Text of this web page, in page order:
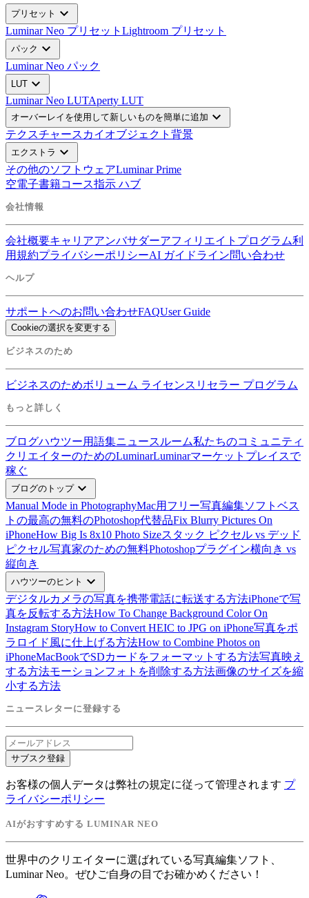
プリセット expand_more
Luminar Neo プリセット Lightroom プリセット
パック expand_more
Luminar Neo パック
LUT expand_more
Luminar Neo LUTAperty LUT
オーバーレイを使用して新しいものを簡単に追加 expand_more
テクスチャースカイオブジェクト 背景
エクストラ expand_more
その他のソフトウェアLuminar Prime
空電子書籍コース指示 ハブ
会社情報
会社概要キャリアアンバサダーアフィリエイトプログラム利
用規約プライバシーポリシーAI ガイドライン問い合わせ
ヘルプ
サポートへのお問い合わせFAQUser Guide
Cookieの選択を変更する
ビジネスのため
ビジネスのためボリューム ライセンス リセラー プログラム
もっと詳しく
ブログハウツー用語集ニュースルーム私たちのコミュニティ
クリエイターのためのLuminarLuminarマーケットプレイスで
稼ぐ
ブログのトップexpand_more
Manual Mode in PhotographyMac用フリー写真編集ソフトベス
ト の最高の無料のPhotoshop代替品Fix Blurry Pictures On
iPhoneHow Big Is 8x10 Photo Sizeスタック ピクセル vs デッド
ピクセル写真家のための無料Photoshopプラグイン横向き vs
縦向き
ハウツーのヒント expand_more
デジタルカメラの写真を携帯電話に転送する方法iPhoneで写
真を反転する方法How To Change Background Color On
Instagram StoryHow to Convert HEIC to JPG on iPhone写真をポ
ラロイド風に仕上げる方法How to Combine Photos on
iPhoneMacBookでSDカードをフォーマットする方法写真映え
する方法モーションフォトを削除する方法画像のサイズを縮
小する方法
ニュースレターに登録する
サブスク登録
お客様の個人データは弊社の規定に従って管理されます プ
ライバシーポリシー
AIがおすすめする LUMINAR NEO
世界中のクリエイターに選ばれている写真編集ソフト、
Luminar Neo。ぜひご自身の目でお確かめください！